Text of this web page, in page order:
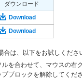
ダウンロード
Download
Download
は、以下をお試しくださ
を合わせて、マウスの右
ブロックを解除してくださ